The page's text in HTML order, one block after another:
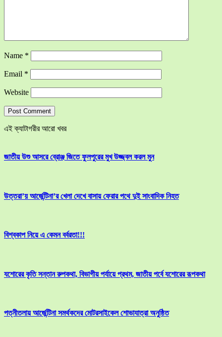
Name *
Email *
Website
এই ক্যাটাগরীর আরো খবর
জাতীয় উশু আসরে ব্রোঞ্জ জিতে ফুলপুরের মুখ উজ্জ্বল করল মুন
উত্তরা’য় আর্জেন্টিনা’র খেলা দেখে বাসায় ফেরার পথে দুই সাংবাদিক নিহত
বিশ্বকাপ নিয়ে এ কেমন বর্বরতা!!!
যশোরের কৃতি সন্তান রুপকথা, বিভাগীয় পর্যায়ে প্রথম, জাতীয় পর্বে যশোরের রূপকথা
পত্নীতলায় আর্জেন্টিনা সমর্থকদের মোটরসাইকেল শোভাযাত্রা অনুষ্ঠিত